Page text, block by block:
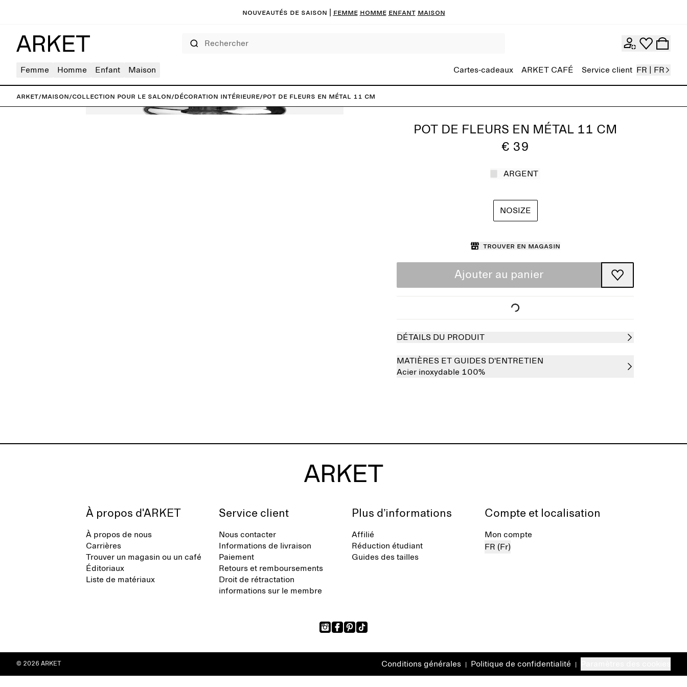
Nouveautés de saison FEMME HOMME ENFANT MAISON
Femme Homme Enfant Maison Cartes-cadeaux ARKET CAFÉ Service client FR | FR
ARKET/Maison/Collection pour le salon/Décoration intérieure/Pot de fleurs en métal 11 cm
POT DE FLEURS EN MÉTAL 11 CM
€ 39
ARGENT
NOSIZE
Trouver en magasin
Ajouter au panier
DÉTAILS DU PRODUIT
MATIÈRES ET GUIDES D'ENTRETIEN
Acier inoxydable 100%
À propos d'ARKET
À propos de nous
Carrières
Trouver un magasin ou un café
Éditoriaux
Liste de matériaux
Service client
Nous contacter
Informations de livraison
Paiement
Retours et remboursements
Droit de rétractation
informations sur le membre
Plus d’informations
Affilié
Réduction étudiant
Guides des tailles
Compte et localisation
Mon compte
FR (Fr)
Conditions générales Politique de confidentialité
© 2026 ARKET